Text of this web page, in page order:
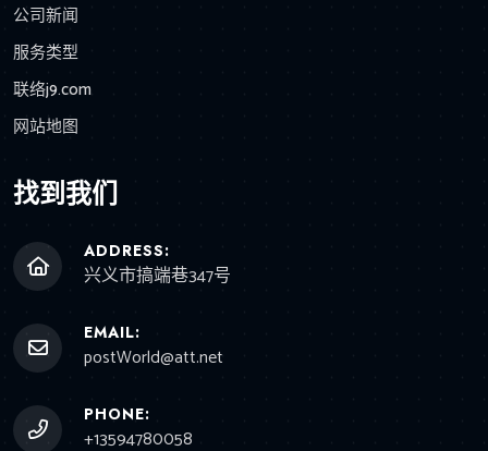
公司新闻
服务类型
联络j9.com
网站地图
找到我们
ADDRESS:
兴义市搞端巷347号
EMAIL:
postWorld@att.net
PHONE:
+13594780058